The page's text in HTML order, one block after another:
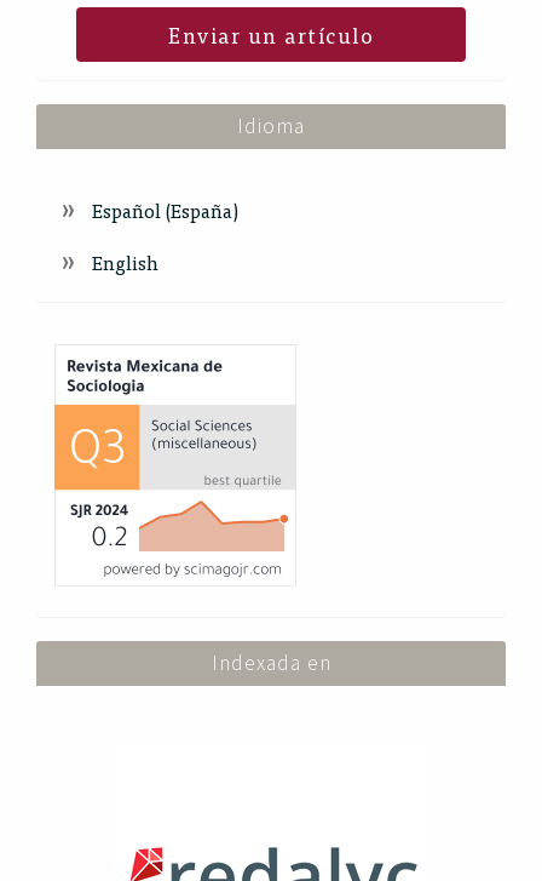
Enviar un artículo
Idioma
Español (España)
English
Index
Indexada en